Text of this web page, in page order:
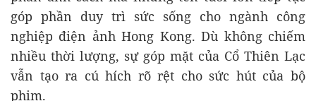
góp phần duy trì sức sống cho ngành công
nghiệp điện ảnh Hong Kong. Dù không chiếm
nhiều thời lượng, sự góp mặt của Cổ Thiên Lạc
vẫn tạo ra cú hích rõ rệt cho sức hút của bộ
phim.